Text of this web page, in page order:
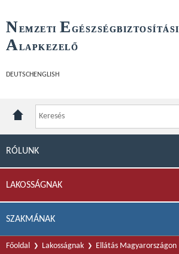
NEMZETI E GÉSZSÉGBIZTOSÍTÁSI
ALAPKEZELŐ
DEUTSCH ENGLISH
RÓLUNK
LAKOSSÁGNAK
SZAKMÁNAK
Főoldal Lakosságnak Ellátás Magyarországon